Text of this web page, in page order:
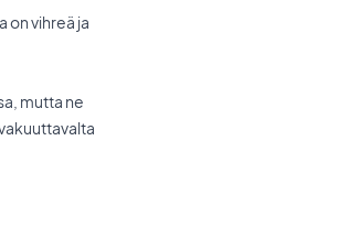
on vihreä ja
mutta ne